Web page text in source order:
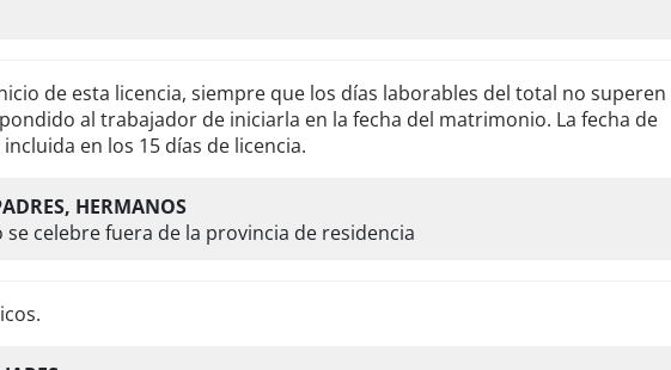
de esta licencia, siempre que los días laborables del total no superen
al trabajador de iniciarla en la fecha del matrimonio. La fecha de
en los 15 días de licencia.
HERMANOS
se celebre fuera de la provincia de residencia